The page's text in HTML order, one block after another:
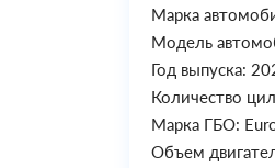
Марка
Модель
Год выпуска:
Количество
Марка ГБО:
Объем